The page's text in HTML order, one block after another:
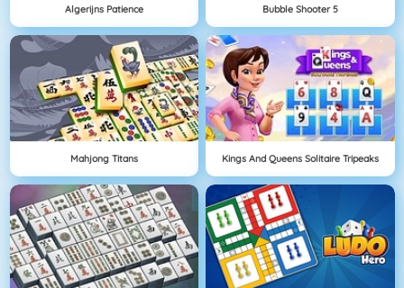
Algerijns Patience Bubble Shooter 5
Mahjong Titans Kings And Queens Solitaire Tripeaks